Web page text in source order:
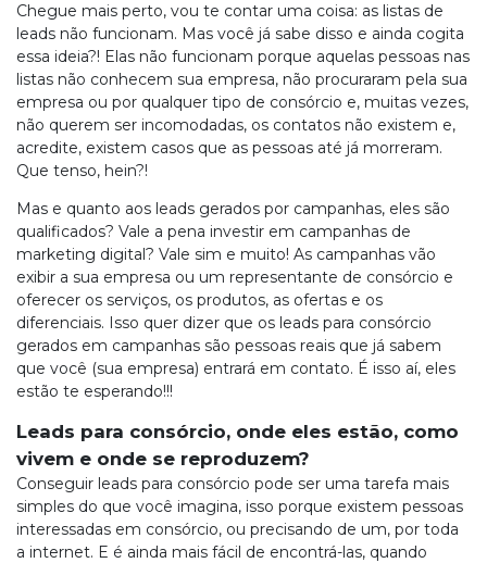
Chegue mais perto, vou te contar uma coisa: as listas de
leads não funcionam. Mas você já sabe disso e ainda cogita
essa ideia?! Elas não funcionam porque aquelas pessoas nas
listas não conhecem sua empresa, não procuraram pela sua
empresa ou por qualquer tipo de consórcio e, muitas vezes,
não querem ser incomodadas, os contatos não existem e,
acredite, existem casos que as pessoas até já morreram.
Que tenso, hein?!
Mas e quanto aos leads gerados por campanhas, eles são
qualificados? Vale a pena investir em campanhas de
marketing digital? Vale sim e muito! As campanhas vão
exibir a sua empresa ou um representante de consórcio e
oferecer os serviços, os produtos, as ofertas e os
diferenciais. Isso quer dizer que os leads para consórcio
gerados em campanhas são pessoas reais que já sabem
que você (sua empresa) entrará em contato. É isso aí, eles
estão te esperando!!!
Leads para consórcio, onde eles estão, como
vivem e onde se reproduzem?
Conseguir leads para consórcio pode ser uma tarefa mais
simples do que você imagina, isso porque existem pessoas
interessadas em consórcio, ou precisando de um, por toda
a internet. E é ainda mais fácil de encontrá-las, quando